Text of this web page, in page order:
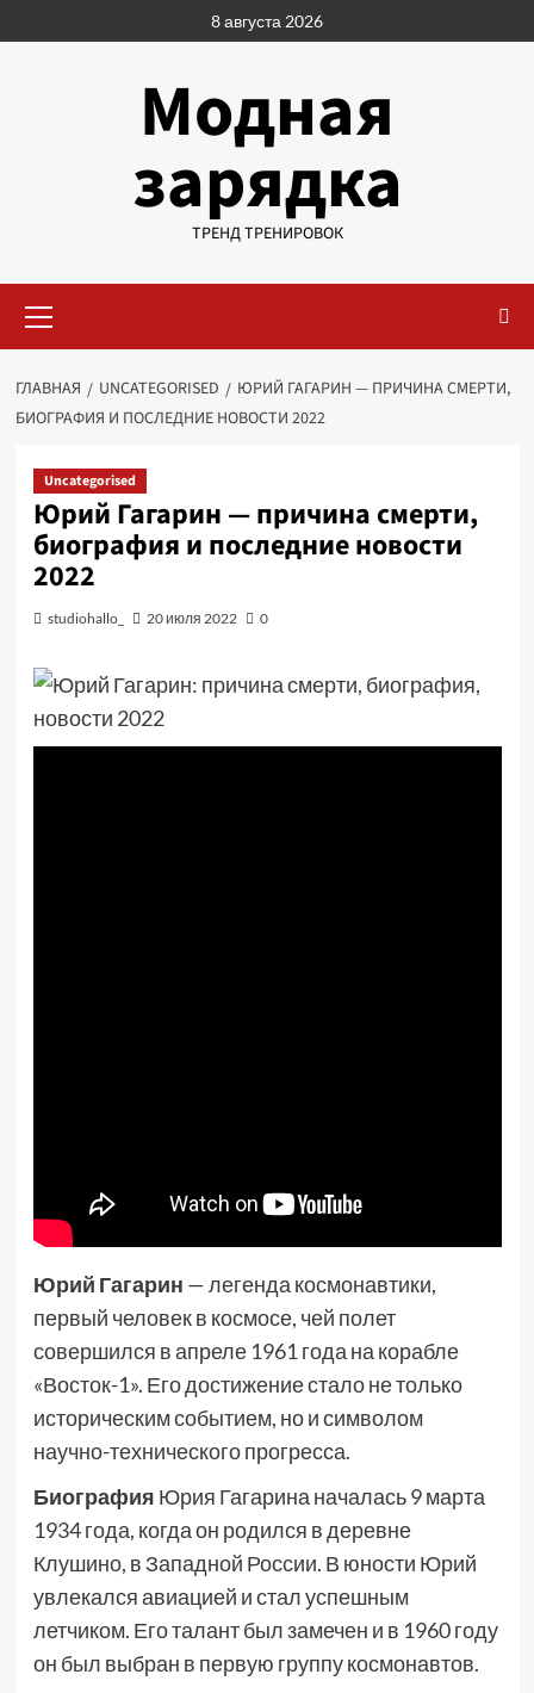
к
8 августа 2026
Модная
зарядка
ТРЕНД ТРЕНИРОВОК
меню
ГЛАВНАЯ UNCATEGORISED
ЮРИЙ ГАГАРИН — ПРИЧИНА СМЕРТИ,
БИОГРАФИЯ И ПОСЛЕДНИЕ НОВОСТИ 2022
Uncategorised
Юрий Гагарин — причина смерти,
биография и последние новости
2022
studiohallo_ 20 июля 2022 0
Юрий Гагарин — легенда космонавтики,
первый человек в космосе, чей полет
совершился в апреле 1961 года на корабле
«Восток-1». Его достижение стало не только
историческим событием, но и символом
научно-технического прогресса.
Биография Юрия Гагарина началась 9 марта
1934 года, когда он родился в деревне
Клушино, в Западной России. В юности Юрий
увлекался авиацией и стал успешным
летчиком. Его талант был замечен и в 1960 году
он был выбран в первую группу космонавтов.